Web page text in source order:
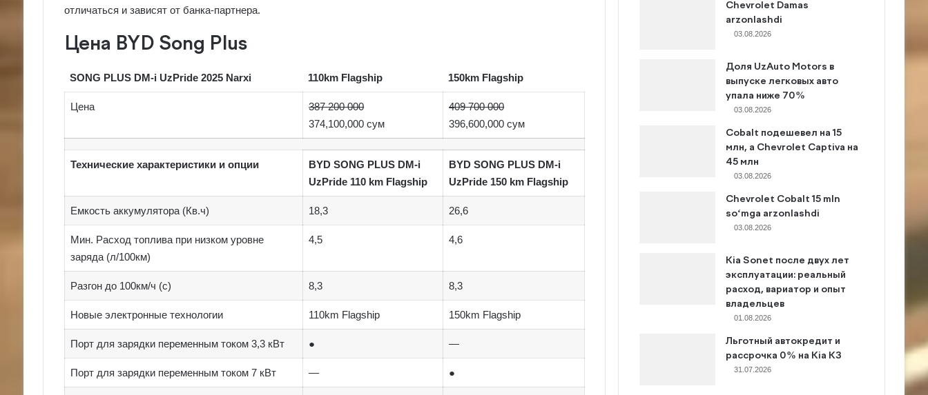
отличаться и зависят от банка-партнера.
Цена BYD Song Plus
SONG PLUS DM-i UzPride 2025 Narxi 110km Flagship 150km Flagship
Цена
387 200 000
374,100,000 сум
409 700 000
396,600,000 сум
Технические характеристики и опции
BYD SONG PLUS DM-i
UzPride 110 km Flagship
BYD SONG PLUS DM-i
UzPride 150 km Flagship
Емкость аккумулятора (Кв.ч) 18,3 26,6
Мин. Расход топлива при низком уровне
заряда (л/100км)
4,5 4,6
Разгон до 100км/ч (с) 8,3 8,3
Новые электронные технологии 110km Flagship 150km Flagship
Порт для зарядки переменным током 3,3 кВт ● —
Порт для зарядки переменным током 7 кВт — ●
Chevrolet Damas
arzonlashdi
03.08.2026
Доля UzAuto Motors в
выпуске легковых авто
упала ниже 70%
03.08.2026
Cobalt подешевел на 15
млн, а Chevrolet Captiva на
45 млн
03.08.2026
Chevrolet Cobalt 15 mln
so‘mga arzonlashdi
03.08.2026
Kia Sonet после двух лет
эксплуатации: реальный
расход, вариатор и опыт
владельцев
01.08.2026
Льготный автокредит и
рассрочка 0% на Kia K3
31.07.2026